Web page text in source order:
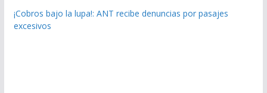
¡Cobros bajo la lupa!: ANT recibe denuncias por pasajes
excesivos